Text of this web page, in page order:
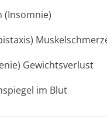
(Insomnie)
Gewichtsverlust
im Blut